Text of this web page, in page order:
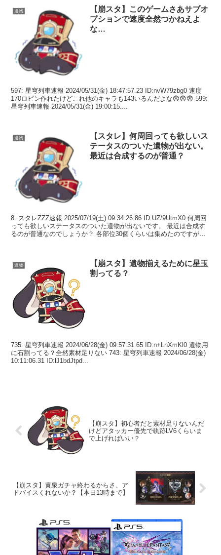
遺物
【崩スタ】このゲームさあサブオ
プションで速度全然つかねえよ
な…
597: 星穹列車速報 2024/05/31(金) 18:47:57.23 ID:nvW79zbg0 速度
170ロビン作れたけどこれ他のキャラも143いるんだよな😨😨😨 599:
星穹列車速報 2024/05/31(金) 19:00:15....
遺物
【スタレ】何周回っても欲しいス
テータスのついた遺物が出ない。
最近は合成するのが普通？
8: スタレZZZ速報 2025/07/19(土) 09:34:26.86 ID:UZ/9UtmX0 何周回
っても欲しいステータスのついた遺物が出ないです。 最近は合成す
るのが普通なのでしょうか？ 各部位30個くらいは集めたのですが、
遺物
【崩スタ】遺物揃えるために星玉
割ってる？
735: 星穹列車速報 2024/06/28(金) 09:57:31.65 ID:n+LnXmKl0 遺物用
に石割ってる？全然素材足りない 743: 星穹列車速報 2024/06/28(金)
10:11:06.31 ID:lJ1bdJtpd...
【崩スタ】初心者だと素材足りないんだ
けどアタッカー優先で軌跡LV6くらいま
で上げればいい？
【崩スタ】黄泉ガチャ終わるからさ、ア
ドバイスくれないか？【本日13時まで】